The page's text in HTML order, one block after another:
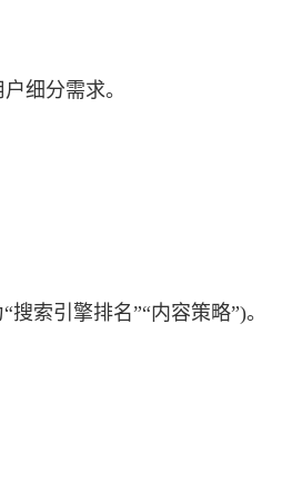
细分需求。
索引擎排名”“内容策略”)。